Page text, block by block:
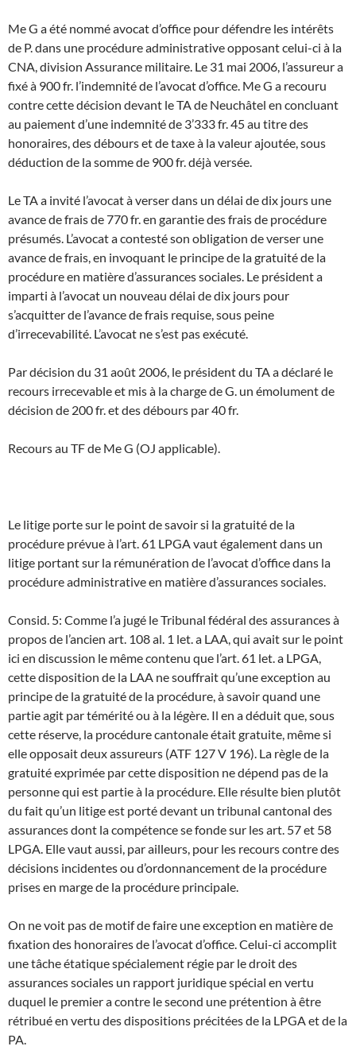
Me G a été nommé avocat d’office pour défendre les intérêts
de P. dans une procédure administrative opposant celui-ci à la
CNA, division Assurance militaire. Le 31 mai 2006, l’assureur a
fixé à 900 fr. l’indemnité de l’avocat d’office. Me G a recouru
contre cette décision devant le TA de Neuchâtel en concluant
au paiement d’une indemnité de 3’333 fr. 45 au titre des
honoraires, des débours et de taxe à la valeur ajoutée, sous
déduction de la somme de 900 fr. déjà versée.
Le TA a invité l’avocat à verser dans un délai de dix jours une
avance de frais de 770 fr. en garantie des frais de procédure
présumés. L’avocat a contesté son obligation de verser une
avance de frais, en invoquant le principe de la gratuité de la
procédure en matière d’assurances sociales. Le président a
imparti à l’avocat un nouveau délai de dix jours pour
s’acquitter de l’avance de frais requise, sous peine
d’irrecevabilité. L’avocat ne s’est pas exécuté.
Par décision du 31 août 2006, le président du TA a déclaré le
recours irrecevable et mis à la charge de G. un émolument de
décision de 200 fr. et des débours par 40 fr.
Recours au TF de Me G (OJ applicable).
Le litige porte sur le point de savoir si la gratuité de la
procédure prévue à l’art. 61 LPGA vaut également dans un
litige portant sur la rémunération de l’avocat d’office dans la
procédure administrative en matière d’assurances sociales.
Consid. 5: Comme l’a jugé le Tribunal fédéral des assurances à
propos de l’ancien art. 108 al. 1 let. a LAA, qui avait sur le point
ici en discussion le même contenu que l’art. 61 let. a LPGA,
cette disposition de la LAA ne souffrait qu’une exception au
principe de la gratuité de la procédure, à savoir quand une
partie agit par témérité ou à la légère. Il en a déduit que, sous
cette réserve, la procédure cantonale était gratuite, même si
elle opposait deux assureurs (ATF 127 V 196). La règle de la
gratuité exprimée par cette disposition ne dépend pas de la
personne qui est partie à la procédure. Elle résulte bien plutôt
du fait qu’un litige est porté devant un tribunal cantonal des
assurances dont la compétence se fonde sur les art. 57 et 58
LPGA. Elle vaut aussi, par ailleurs, pour les recours contre des
décisions incidentes ou d’ordonnancement de la procédure
prises en marge de la procédure principale.
On ne voit pas de motif de faire une exception en matière de
fixation des honoraires de l’avocat d’office. Celui-ci accomplit
une tâche étatique spécialement régie par le droit des
assurances sociales un rapport juridique spécial en vertu
duquel le premier a contre le second une prétention à être
rétribué en vertu des dispositions précitées de la LPGA et de la
PA.